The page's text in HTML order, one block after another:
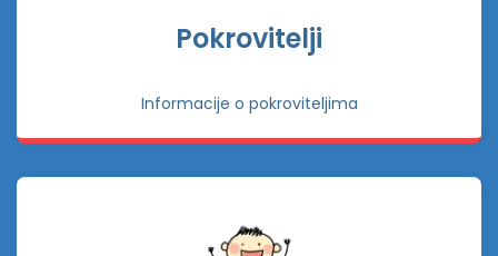
Pokrovitelji
Informacije o pokroviteljima